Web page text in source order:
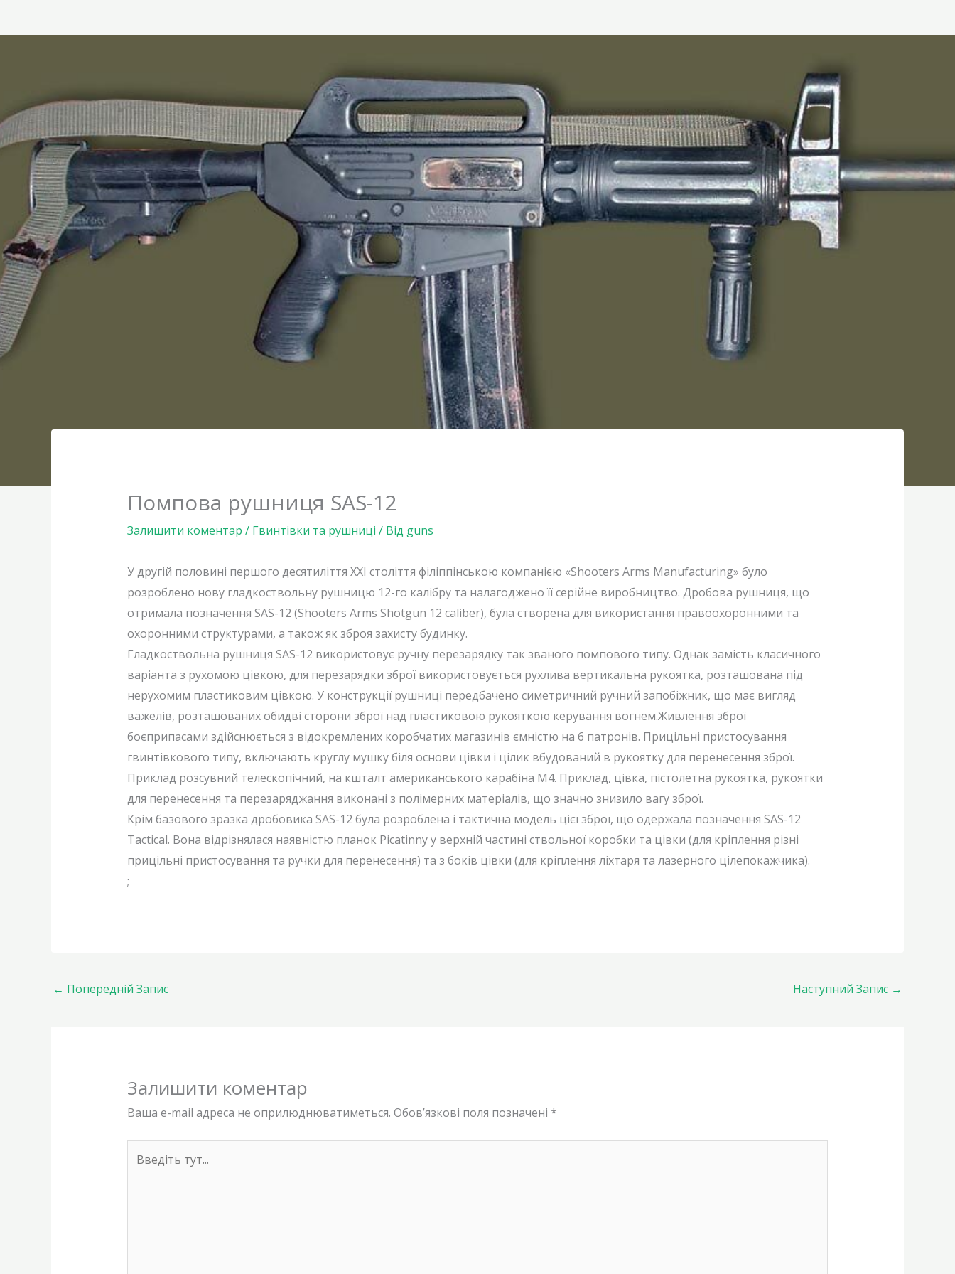
Помпова рушниця SAS-12
Залишити коментар / Гвинтівки та рушниці / Від guns
У другій половині першого десятиліття XXI століття філіппінською компанією «Shooters Arms Manufacturing» було
розроблено нову гладкоствольну рушницю 12-го калібру та налагоджено її серійне виробництво. Дробова рушниця, що
отримала позначення SAS-12 (Shooters Arms Shotgun 12 caliber), була створена для використання правоохоронними та
охоронними структурами, а також як зброя захисту будинку.
Гладкоствольна рушниця SAS-12 використовує ручну перезарядку так званого помпового типу. Однак замість класичного
варіанта з рухомою цівкою, для перезарядки зброї використовується рухлива вертикальна рукоятка, розташована під
нерухомим пластиковим цівкою. У конструкції рушниці передбачено симетричний ручний запобіжник, що має вигляд
важелів, розташованих обидві сторони зброї над пластиковою рукояткою керування вогнем.Живлення зброї
боєприпасами здійснюється з відокремлених коробчатих магазинів ємністю на 6 патронів. Прицільні пристосування
гвинтівкового типу, включають круглу мушку біля основи цівки і цілик вбудований в рукоятку для перенесення зброї.
Приклад розсувний телескопічний, на кшталт американського карабіна М4. Приклад, цівка, пістолетна рукоятка, рукоятки
для перенесення та перезаряджання виконані з полімерних матеріалів, що значно знизило вагу зброї.
Крім базового зразка дробовика SAS-12 була розроблена і тактична модель цієї зброї, що одержала позначення SAS-12
Tactical. Вона відрізнялася наявністю планок Picatinny у верхній частині ствольної коробки та цівки (для кріплення різні
прицільні пристосування та ручки для перенесення) та з боків цівки (для кріплення ліхтаря та лазерного цілепокажчика).
;
← Попередній Запис Наступний Запис →
Залишити коментар
Ваша e-mail адреса не оприлюднюватиметься. Обов’язкові поля позначені *